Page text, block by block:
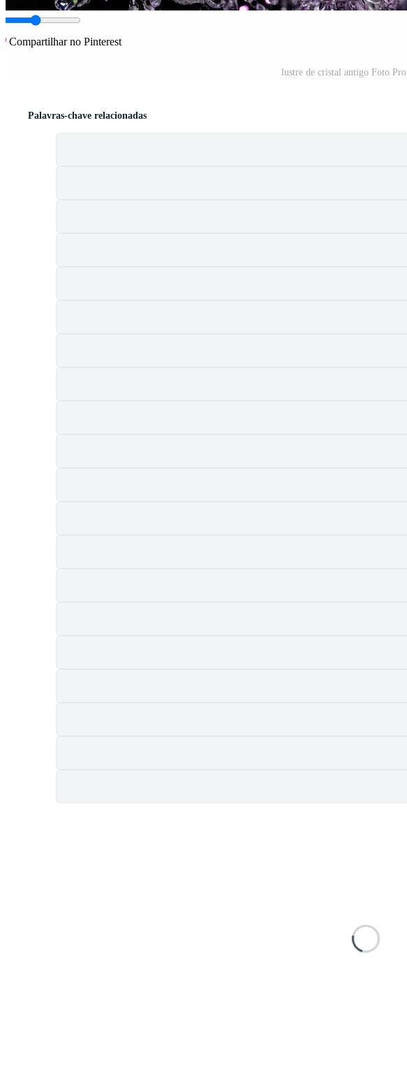
Compartilhar no Pinterest
lustre de cristal antigo Foto Pro
Palavras-chave relacionadas